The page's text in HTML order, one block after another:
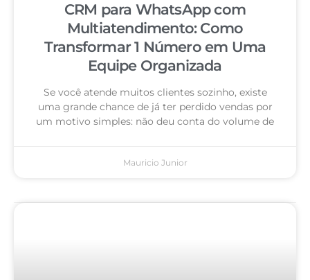
CRM para WhatsApp com
Multiatendimento: Como
Transformar 1 Número em Uma
Equipe Organizada
Se você atende muitos clientes sozinho, existe
uma grande chance de já ter perdido vendas por
um motivo simples: não deu conta do volume de
Mauricio Junior